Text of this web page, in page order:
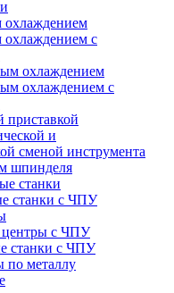
охлаждением
с
охлаждением
охлаждением с
приставкой
и
сменой инструмента
шпинделя
станки
станки с ЧПУ
с ЧПУ
станки с ЧПУ
по металлу